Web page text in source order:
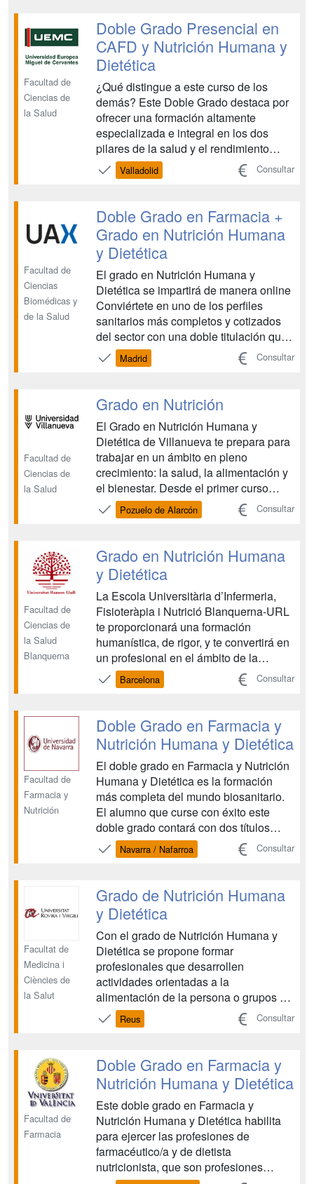
utilizadas en del sector, y podrás
realizar tus prácticas e...
Facultad de
Ciencias de
la Salud
Doble Grado Presencial en
CAFD y Nutrición Humana y
Dietética
¿Qué distingue a este curso de los
demás? Este Doble Grado destaca por
ofrecer una formación altamente
especializada e integral en los dos
pilares de la salud y el rendimiento
físico, con una estructura y recursos
que maximizan tu empleabilidad: Doble
Obtienes dos Grados Oficiales (CAFD y
Nutrición Hu...
Valladolid Consultar
Facultad de
Ciencias
Biomédicas y
de la Salud
Doble Grado en Farmacia +
Grado en Nutrición Humana
y Dietética
El grado en Nutrición Humana y
Dietética se impartirá de manera online
Conviértete en uno de los perfiles
sanitarios más completos y cotizados
del sector con una doble titulación que
multiplicará tus oportunidades
profesionales. Obtendrás un Certificado
Digital y un Certificado de Experto en
Nutrición Clínica ...
Madrid Consultar
Facultad de
Ciencias de
la Salud
Grado en Nutrición
El Grado en Nutrición Humana y
Dietética de Villanueva te prepara para
trabajar en un ámbito en pleno
crecimiento: la salud, la alimentación y
el bienestar. Desde el primer curso
aprenderás a evaluar, planificar y
aplicar intervenciones nutricionales
deportivos, comunitarios o de empresa.
Trabajarás con ca...
Pozuelo de Alarcón Consultar
Facultad de
Ciencias de
la Salud
Blanquerna
Grado en Nutrición Humana
y Dietética
La Escola Universitària d’Infermeria,
Fisioteràpia i Nutrició Blanquerna-URL
te proporcionará una formación
humanística, de rigor, y te convertirá en
un profesional en el ámbito de la
nutrición. Los estudios de Nutrición los
imparten profesores que excelen en el
investigación, y son profesionales en
activo. Vivirás ...
Barcelona Consultar
Facultad de
Farmacia y
Nutrición
Doble Grado en Farmacia y
Nutrición Humana y Dietética
El doble grado en Farmacia y Nutrición
Humana y Dietética es la formación
más completa del mundo biosanitario.
El alumno que curse con éxito este
doble grado contará con dos títulos
oficiales y tendrá acceso a dos
profesiones sanitarias totalmente
convertirse en un experto en el
medicamento, la alimentación, la n...
Navarra / Nafarroa Consultar
Facultat de
Medicina i
Ciències de
la Salut
Grado de Nutrición Humana
y Dietética
Con el grado de Nutrición Humana y
Dietética se propone formar
profesionales que desarrollen
actividades orientadas a la
alimentación de la persona o grupos de
personas, adecuadas a las
necesidades fisiológicas y, en su caso,
principios de protección y promoción de
la salud, prevención de enfermedades y
tratamiento...
Reus Consultar
Facultad de
Farmacia
Doble Grado en Farmacia y
Nutrición Humana y Dietética
Este doble grado en Farmacia y
Nutrición Humana y Dietética habilita
para ejercer las profesiones de
farmacéutico/a y de dietista
nutricionista, que son profesiones